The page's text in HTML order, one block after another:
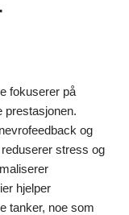
fokuserer på
prestasjonen.
og
stress og
hjelper
tanker, noe som